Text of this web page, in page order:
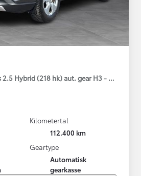
2.5 Hybrid (218 hk) aut. gear H3 - Comfort
Kilometertal
112.400 km
Geartype
Automatisk
gearkasse